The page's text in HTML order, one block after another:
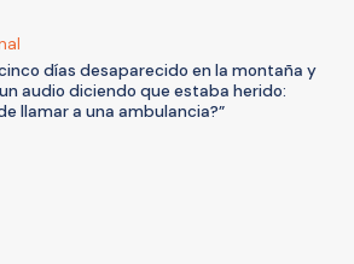
días desaparecido en la montaña y
audio diciendo que estaba herido:
llamar a una ambulancia?”